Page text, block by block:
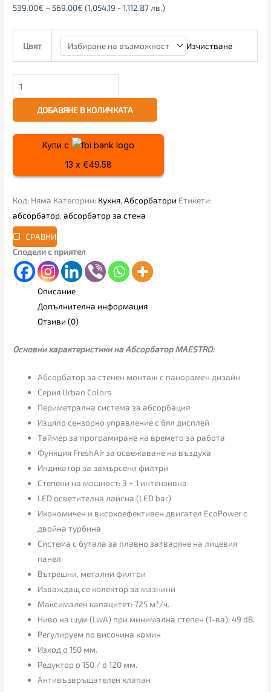
539.00€ – 569.00€ (1,054.19 - 1,112.87 лв.)
Цвят Изчистване
ДОБАВЯНЕ В КОЛИЧКАТА
Купи с
13 x €49.58
Код: Няма Категории: Кухня,Абсорбатори Етикети:
абсорбатор,абсорбатор за стена
СРАВНИ
Сподели с приятел
Описание
Допълнителна информация
Отзиви (0)
Основни характеристики на Абсорбатор MAESTRO:
Абсорбатор за стенен монтаж с панорамен дизайн
Серия Urban Colors
Периметрална система за абсорбация
Изцяло сензорно управление с бял дисплей
Таймер за програмиране на времето за работа
Функция FreshAir за освежаване на въздуха
Индикатор за замърсени филтри
Степени на мощност: 3 + 1 интензивна
LED осветителна лайсна (LED bar)
Икономичен и високоефективен двигател EcoPower с
двойна турбина
Система с бутала за плавно затваряне на лицевия
панел
Вътрешни, метални филтри
Изваждащ се колектор за мазнини
Максимален капацитет: 725 м³/ч.
Ниво на шум (LwA) при минимална степен (1-ва): 49 dB.
Регулируем по височина комин
Изход ø 150 мм.
Редуктор ø 150 / ø 120 мм.
Антивъзвръщателен клапан